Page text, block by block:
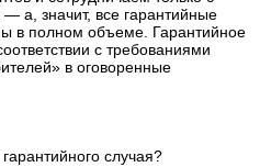
а, значит, все гарантийные
в полном объеме. Гарантийное
с требованиями
в оговоренные
случая?